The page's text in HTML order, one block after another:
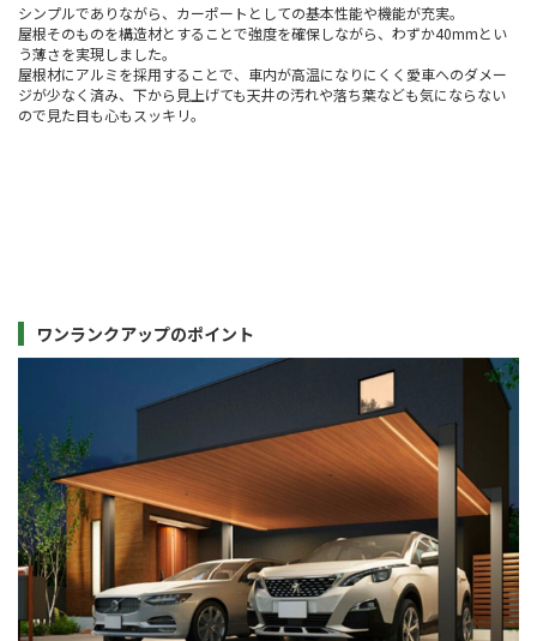
シンプルでありながら、カーポートとしての基本性能や機能が充実。
屋根そのものを構造材とすることで強度を確保しながら、わずか40mmとい
う薄さを実現しました。
屋根材にアルミを採用することで、車内が高温になりにくく愛車へのダメー
ジが少なく済み、下から見上げても天井の汚れや落ち葉なども気にならない
ので見た目も心もスッキリ。
ワンランクアップのポイント